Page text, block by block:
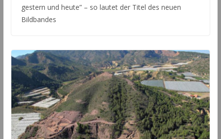
gestern und heute” – so lautet der Titel des neuen
Bildbandes